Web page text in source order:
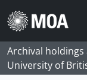
Skip to main content
Archival
University of